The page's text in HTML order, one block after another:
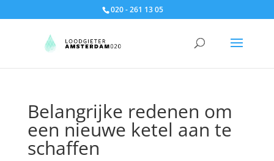
020 - 261 13 05
Belangrijke redenen om
een nieuwe ketel aan te
schaffen